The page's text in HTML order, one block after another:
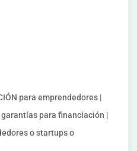
para emprendedores |
garantías para financiación |
o startups o